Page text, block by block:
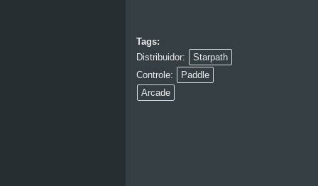
Tags:
Distribuidor:
Starpath
Controle:
Paddle
Arcade